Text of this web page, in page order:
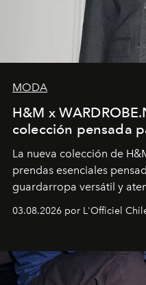
MODA
H&M x
colección pensada
La nueva colección de
prendas esenciales
guardarropa versátil y
la asesora creativa y jefa
y la filosofía detrás de la
03.08.2026 por L'Officiel